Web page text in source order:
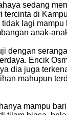
sedang
tercinta di
lagi mampu
anak-
dengan
Encik
dia juga
mahupun
mampu